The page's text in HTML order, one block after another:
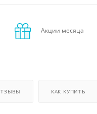
Акции месяца
КАК КУПИТЬ